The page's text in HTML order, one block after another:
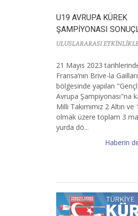
U19 AVRUPA KÜREK
ŞAMPİYONASI
ULUSLARARASI
21 Mayıs 2023
Fransa’nın Brive-la
bölgesinde yapılan
Avrupa Şampiyonası"na
Milli Takımımız 2 Altın
olmak üzere toplam 3
yurda dö...
Haberin